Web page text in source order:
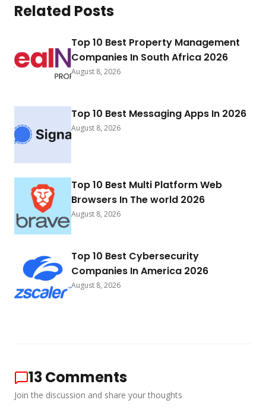
Related Posts
Top 10 Best Property Management
Companies In South Africa 2026
August 8, 2026
Top 10 Best Messaging Apps In 2026
August 8, 2026
Top 10 Best Multi Platform Web
Browsers In The world 2026
August 8, 2026
Top 10 Best Cybersecurity
Companies In America 2026
August 8, 2026
13Comments
Join the discussion and share your thoughts